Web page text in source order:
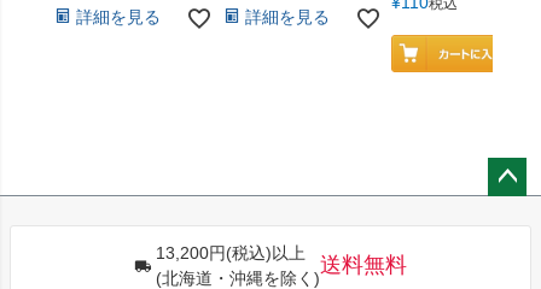
詳細を見る 詳細を見る
税込
13,200円(税込)以上
(北海道・沖縄を除く)
送料無料